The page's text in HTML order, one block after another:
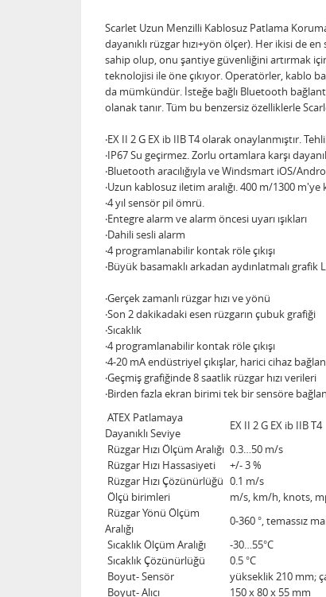
Scarlet Uzun Menzilli Kablosuz Patlama
dayanıklı rüzgar hızı+yön ölçer). Her ikisi de
sahip olup, onu şantiye güvenliğini artırmak
teknolojisi ile öne çıkıyor. Operatörler, kablo
da mümkündür. İsteğe bağlı Bluetooth
olanak tanır. Tüm bu benzersiz özelliklerle
‧EX II 2 G EX ib IIB T4 olarak onaylanmıştır.
‧IP67 Su geçirmez. Zorlu ortamlara karşı
‧Bluetooth aracılığıyla ve Windsmart iOS/
‧Uzun kablosuz iletim aralığı. 400 m/1300
‧4 yıl sensör pil ömrü.
‧Entegre alarm ve alarm öncesi uyarı ışıkları
‧Dahili sesli alarm
‧4 programlanabilir kontak röle çıkışı
‧Büyük basamaklı arkadan aydınlatmalı grafik
‧Gerçek zamanlı rüzgar hızı ve yönü
‧Son 2 dakikadaki esen rüzgarın çubuk grafiği
‧Sıcaklık
‧4 programlanabilir kontak röle çıkışı
‧4-20 mA endüstriyel çıkışlar, harici cihaz
‧Geçmiş grafiğinde 8 saatlik rüzgar hızı verileri
‧Birden fazla ekran birimi tek bir sensöre
ATEX Patlamaya
Dayanıklı Seviye
EX II 2 G EX ib IIB T4
Rüzgar Hızı Ölçüm Aralığı 0.3…50 m/s
Rüzgar Hızı Hassasiyeti
+/- 3 %
Rüzgar Hızı Çözünürlüğü 0.1 m/s
Ölçü birimleri
m/s, km/h, knots,
Rüzgar Yönü Ölçüm
Aralığı
0-360 °, temassız
Sıcaklık Ölçüm Aralığı
-30…55°C
Sıcaklık Çözünürlüğü
0.5 °C
Boyut- Sensör
yükseklik 210 mm;
Boyut- Alıcı
150 x 80 x 55 mm